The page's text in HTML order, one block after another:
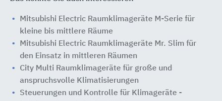
Mitsubishi Electric Raumklimageräte M-Serie für
kleine bis mittlere Räume
Mitsubishi Electric Raumklimageräte Mr. Slim für
den Einsatz in mittleren Räumen
City Multi Raumklimageräte für große und
anspruchsvolle Klimatisierungen
Steuerungen und Kontrolle für Klimageräte -